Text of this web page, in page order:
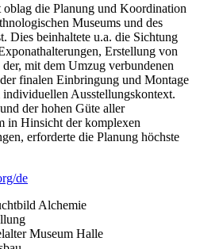
die Planung und Koordination
Museums und des
Dies beinhaltete u.a. die Sichtung
Erstellung von
mit dem Umzug verbundenen
finalen Einbringung und Montage
Ausstellungskontext.
der hohen Güte aller
in Hinsicht der komplexen
erforderte die Planung höchste
de